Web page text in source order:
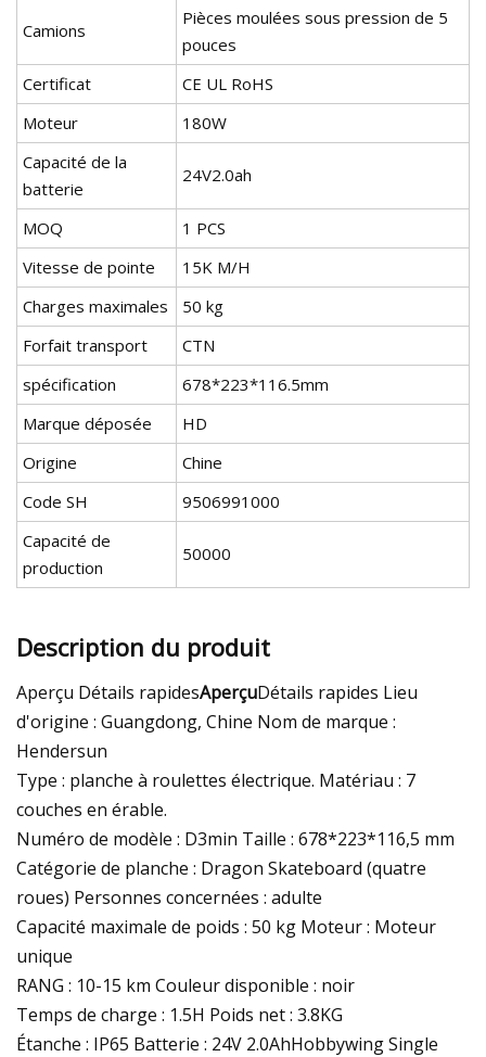
Camions
Pièces moulées sous pression de 5
pouces
Certificat
CE UL RoHS
Moteur
180W
Capacité de la
batterie
24V2.0ah
MOQ
1 PCS
Vitesse de pointe
15K M/H
Charges maximales
50 kg
Forfait transport
CTN
spécification
678*223*116.5mm
Marque déposée
HD
Origine
Chine
Code SH
9506991000
Capacité de
production
50000
Description du produit
Aperçu Détails rapidesAperçuDétails rapides Lieu
d'origine : Guangdong, Chine Nom de marque :
Hendersun
Type : planche à roulettes électrique. Matériau : 7
couches en érable.
Numéro de modèle : D3min Taille : 678*223*116,5 mm
Catégorie de planche : Dragon Skateboard (quatre
roues) Personnes concernées : adulte
Capacité maximale de poids : 50 kg Moteur : Moteur
unique
RANG : 10-15 km Couleur disponible : noir
Temps de charge : 1.5H Poids net : 3.8KG
Étanche : IP65 Batterie : 24V 2.0AhHobbywing Single